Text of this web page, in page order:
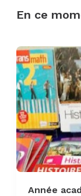
En ce
Année